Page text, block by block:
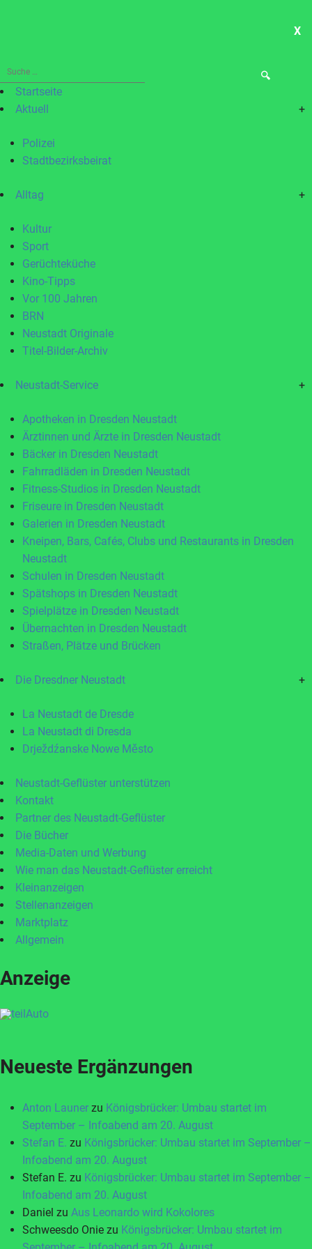
X
Suche
nach:Startseite
Aktuell
+
Polizei
Stadtbezirksbeirat
Alltag +
Kultur
Sport
Gerüchteküche
Kino-Tipps
Vor 100 Jahren
BRN
Neustadt Originale
Titel-Bilder-Archiv
Neustadt-Service +
Apotheken in Dresden Neustadt
Ärztinnen und Ärzte in Dresden Neustadt
Bäcker in Dresden Neustadt
Fahrradläden in Dresden Neustadt
Fitness-Studios in Dresden Neustadt
Friseure in Dresden Neustadt
Galerien in Dresden Neustadt
Kneipen, Bars, Cafés, Clubs und Restaurants in Dresden
Neustadt
Schulen in Dresden Neustadt
Spätshops in Dresden Neustadt
Spielplätze in Dresden Neustadt
Übernachten in Dresden Neustadt
Straßen, Plätze und Brücken
Die Dresdner Neustadt +
La Neustadt de Dresde
La Neustadt di Dresda
Drježdźanske Nowe Město
Neustadt-Geflüster unterstützen
Kontakt
Partner des Neustadt-Geflüster
Die Bücher
Media-Daten und Werbung
Wie man das Neustadt-Geflüster erreicht
Kleinanzeigen
Stellenanzeigen
Marktplatz
Allgemein
Anzeige
Neueste Ergänzungen
Anton Launer zu Königsbrücker: Umbau startet im
September – Infoabend am 20. August
Stefan E. zu Königsbrücker: Umbau startet im September –
Infoabend am 20. August
Stefan E. zu Königsbrücker: Umbau startet im September –
Infoabend am 20. August
Daniel zu Aus Leonardo wird Kokolores
Schweesdo Onie zu Königsbrücker: Umbau startet im